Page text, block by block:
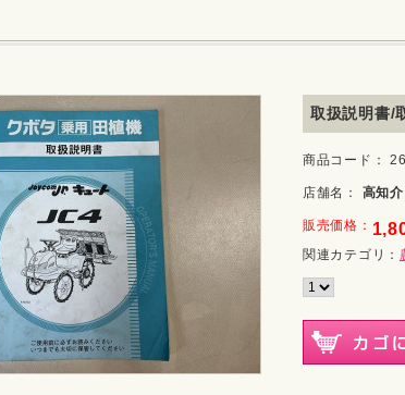
取扱説明書/
商品コード：
店舗名： 高知
販売価格：
関連カテゴリ：